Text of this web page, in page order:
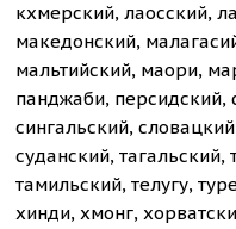
кхмерский, лаосский,
македонский,
мальтийский, маори,
панджаби, персидский,
сингальский,
суданский, тагальский,
тамильский, телугу,
хинди, хмонг,